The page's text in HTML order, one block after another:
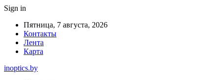
Sign in
Пятница, 7 августа, 2026
Контакты
Лента
Карта
inoptics.by